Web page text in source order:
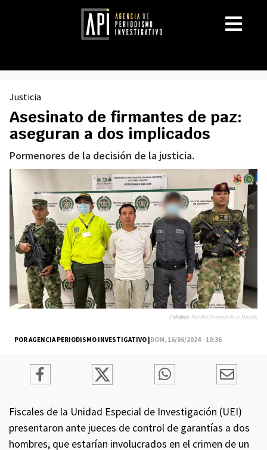
Justicia
Asesinato de firmantes de paz:
aseguran a dos implicados
Pormenores de la decisión de la justicia.
POR AGENCIA PERIODISMO INVESTIGATIVO |DOM, 16/06/2024 - 10:36
Créditos:Fiscalía General de la Nación
Fiscales de la Unidad Especial de Investigación (UEI)
presentaron ante jueces de control de garantías a dos
hombres, que estarían involucrados en el crimen de un